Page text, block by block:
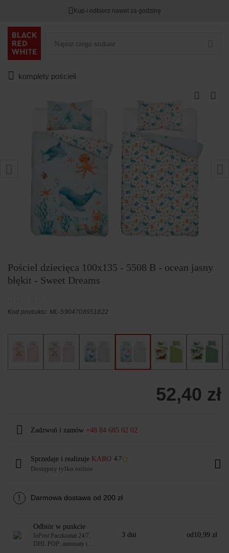
Kup i odbierz nawet za godzinę
komplety pościeli
Pościel dziecięca 100x135 - 5508 B - ocean jasny
błękit - Sweet Dreams
Kod produktu: ML-5904708951822
52,40 zł
Zadzwoń i zamów +48 84 685 02 02
Sprzedaje i realizuje KARO 4.7
Dostępny tylko online
! Darmowa dostawa od 200 zł
Odbiór w punkcie
InPost Paczkomat 24/7,
DHL POP: automaty i
3 dni od 10,99 zł